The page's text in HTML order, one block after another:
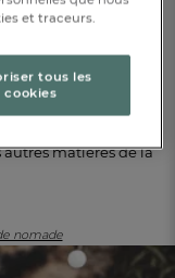
froid. Pour obtenir
au toucher de la
ou une
dans toutes les
chaleureuse,
autres matières de la
nomade
et traceurs.
tous les
cookies